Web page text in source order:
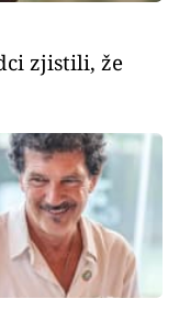
zjistili, že